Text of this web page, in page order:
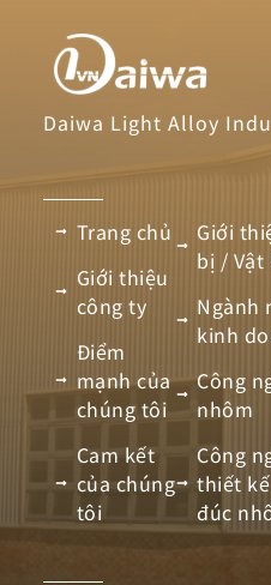
Daiwa Light Alloy
Trang chủ
Giới thiệu
công ty
Điểm
mạnh của
chúng tôi
Cam kết
của chúng
tôi
Giới
bị / Vật
Ngành
kinh
Công
nhôm
Công
thiết
đúc